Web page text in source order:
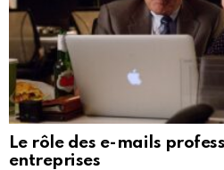
Le rôle des e-mails
entreprises